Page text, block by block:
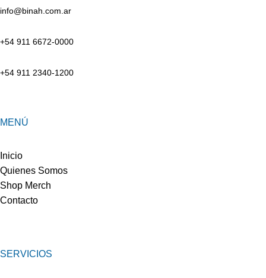
info@binah.com.ar
+54 911 6672-0000
+54 911 2340-1200
MENÚ
Inicio
Quienes Somos
Shop Merch
Contacto
SERVICIOS